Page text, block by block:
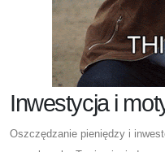
Inwestycja i
Oszczędzanie pieniędzy i